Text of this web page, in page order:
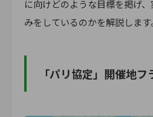
に向けどのような目標を掲げ
みをしているのかを解説します
「パリ協定」開催地